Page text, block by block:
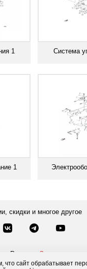
что сайт обрабатывает
1 Система
1
скидки и многое другое
России
Заказать звонок